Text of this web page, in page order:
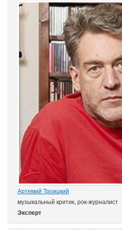
Артемий Троицкий
музыкальный критик, рок-журналист
Эксперт